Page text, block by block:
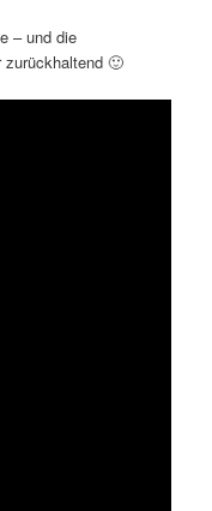
– und die
🙂